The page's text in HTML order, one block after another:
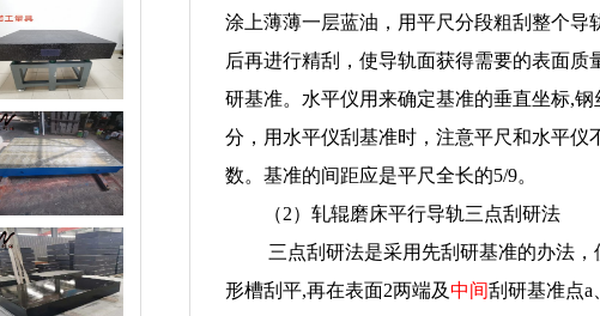
涂上薄薄一层蓝油，用平尺分段粗刮整个
后再进行精刮，使导轨面获得需要的表面
研基准。水平仪用来确定基准的垂直坐标,
分，用水平仪刮基准时，注意平尺和水平
数。基准的间距应是平尺全长的5/9。
（2）轧辊磨床平行导轨三点刮研法
三点刮研法是采用先刮研基准的办法
形槽刮平,再在表面2两端及中间刮研基准点a